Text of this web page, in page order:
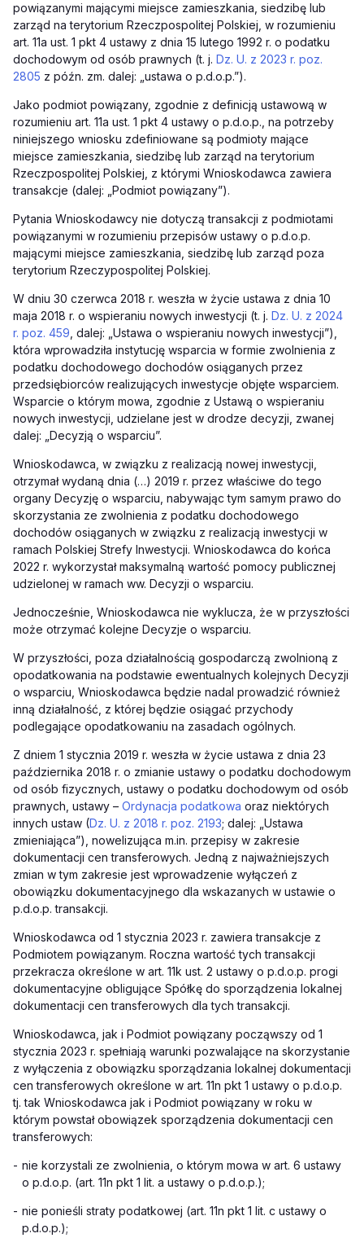
powiązanymi mającymi miejsce zamieszkania, siedzibę lub
zarząd na terytorium Rzeczpospolitej Polskiej, w rozumieniu
art. 11a ust. 1 pkt 4 ustawy z dnia 15 lutego 1992 r. o podatku
dochodowym od osób prawnych (t. j. Dz. U. z 2023 r. poz.
2805 z późn. zm. dalej: „ustawa o p.d.o.p.”).
Jako podmiot powiązany, zgodnie z definicją ustawową w
rozumieniu art. 11a ust. 1 pkt 4 ustawy o p.d.o.p., na potrzeby
niniejszego wniosku zdefiniowane są podmioty mające
miejsce zamieszkania, siedzibę lub zarząd na terytorium
Rzeczpospolitej Polskiej, z którymi Wnioskodawca zawiera
transakcje (dalej: „Podmiot powiązany”).
Pytania Wnioskodawcy nie dotyczą transakcji z podmiotami
powiązanymi w rozumieniu przepisów ustawy o p.d.o.p.
mającymi miejsce zamieszkania, siedzibę lub zarząd poza
terytorium Rzeczypospolitej Polskiej.
W dniu 30 czerwca 2018 r. weszła w życie ustawa z dnia 10
maja 2018 r. o wspieraniu nowych inwestycji (t. j. Dz. U. z 2024
r. poz. 459 , dalej: „Ustawa o wspieraniu nowych inwestycji”),
która wprowadziła instytucję wsparcia w formie zwolnienia z
podatku dochodowego dochodów osiąganych przez
przedsiębiorców realizujących inwestycje objęte wsparciem.
Wsparcie o którym mowa, zgodnie z Ustawą o wspieraniu
nowych inwestycji, udzielane jest w drodze decyzji, zwanej
dalej: „Decyzją o wsparciu”.
Wnioskodawca, w związku z realizacją nowej inwestycji,
otrzymał wydaną dnia (…) 2019 r. przez właściwe do tego
organy Decyzję o wsparciu, nabywając tym samym prawo do
skorzystania ze zwolnienia z podatku dochodowego
dochodów osiąganych w związku z realizacją inwestycji w
ramach Polskiej Strefy Inwestycji. Wnioskodawca do końca
2022 r. wykorzystał maksymalną wartość pomocy publicznej
udzielonej w ramach ww. Decyzji o wsparciu.
Jednocześnie, Wnioskodawca nie wyklucza, że w przyszłości
może otrzymać kolejne Decyzje o wsparciu.
W przyszłości, poza działalnością gospodarczą zwolnioną z
opodatkowania na podstawie ewentualnych kolejnych Decyzji
o wsparciu, Wnioskodawca będzie nadal prowadzić również
inną działalność, z której będzie osiągać przychody
podlegające opodatkowaniu na zasadach ogólnych.
Z dniem 1 stycznia 2019 r. weszła w życie ustawa z dnia 23
października 2018 r. o zmianie ustawy o podatku dochodowym
od osób fizycznych, ustawy o podatku dochodowym od osób
prawnych, ustawy – Ordynacja podatkowa oraz niektórych
innych ustaw (Dz. U. z 2018 r. poz. 2193; dalej: „Ustawa
zmieniająca”), nowelizująca m.in. przepisy w zakresie
dokumentacji cen transferowych. Jedną z najważniejszych
zmian w tym zakresie jest wprowadzenie wyłączeń z
obowiązku dokumentacyjnego dla wskazanych w ustawie o
p.d.o.p. transakcji.
Wnioskodawca od 1 stycznia 2023 r. zawiera transakcje z
Podmiotem powiązanym. Roczna wartość tych transakcji
przekracza określone w art. 11k ust. 2 ustawy o p.d.o.p. progi
dokumentacyjne obligujące Spółkę do sporządzenia lokalnej
dokumentacji cen transferowych dla tych transakcji.
Wnioskodawca, jak i Podmiot powiązany począwszy od 1
stycznia 2023 r. spełniają warunki pozwalające na skorzystanie
z wyłączenia z obowiązku sporządzania lokalnej dokumentacji
cen transferowych określone w art. 11n pkt 1 ustawy o p.d.o.p.
tj. tak Wnioskodawca jak i Podmiot powiązany w roku w
którym powstał obowiązek sporządzenia dokumentacji cen
transferowych:
- nie korzystali ze zwolnienia, o którym mowa w art. 6 ustawy
o p.d.o.p. (art. 11n pkt 1 lit. a ustawy o p.d.o.p.);
- nie ponieśli straty podatkowej (art. 11n pkt 1 lit. c ustawy o
p.d.o.p.);